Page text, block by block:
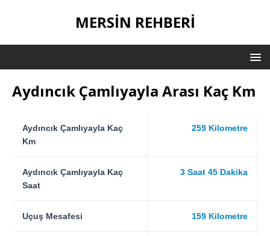
MERSIN REHBERI
Aydıncık Çamlıyayla Arası Kaç Km
Aydıncık Çamlıyayla Kaç
Km
259 Kilometre
Aydıncık Çamlıyayla Kaç
Saat
3 Saat 45 Dakika
Uçuş Mesafesi 159 Kilometre